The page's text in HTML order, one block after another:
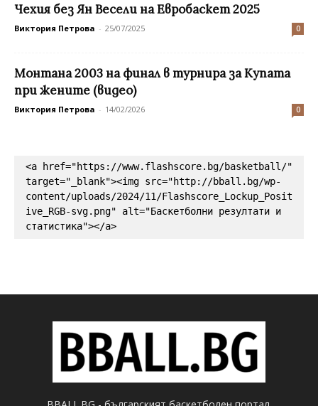
Чехия без Ян Весели на Евробаскет 2025
Виктория Петрова - 25/07/2025 0
Монтана 2003 на финал в турнира за Купата
при жените (видео)
Виктория Петрова - 14/02/2026 0
<a href="https://www.flashscore.bg/basketball/"
target="_blank"><img src="http://bball.bg/wp-
content/uploads/2024/11/Flashscore_Lockup_Posit
ive_RGB-svg.png" alt="Баскетболни резултати и
статистика"></a>